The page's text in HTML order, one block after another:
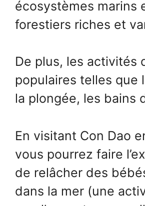
écosystèmes marins
forestiers riches et
De plus, les activités
populaires telles que
la plongée, les bains
En visitant Con Dao
vous pourrez faire
de relâcher des
dans la mer (une